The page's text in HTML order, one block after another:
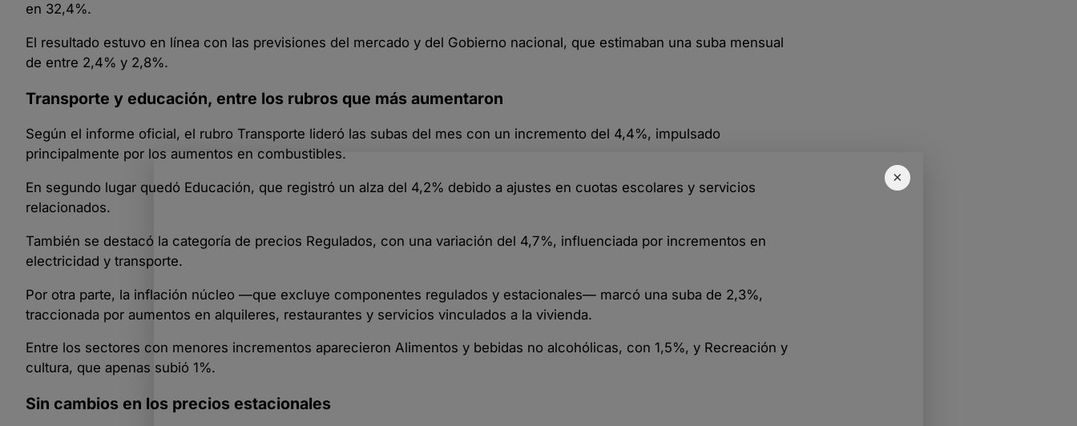
×
en 32,4%.
El resultado estuvo en línea con las previsiones del mercado y del Gobierno nacional, que estimaban una suba mensual
de entre 2,4% y 2,8%.
Transporte y educación, entre los rubros que más aumentaron
Según el informe oficial, el rubro Transporte lideró las subas del mes con un incremento del 4,4%, impulsado
principalmente por los aumentos en combustibles.
En segundo lugar quedó Educación, que registró un alza del 4,2% debido a ajustes en cuotas escolares y servicios
relacionados.
También se destacó la categoría de precios Regulados, con una variación del 4,7%, influenciada por incrementos en
electricidad y transporte.
Por otra parte, la inflación núcleo —que excluye componentes regulados y estacionales— marcó una suba de 2,3%,
traccionada por aumentos en alquileres, restaurantes y servicios vinculados a la vivienda.
Entre los sectores con menores incrementos aparecieron Alimentos y bebidas no alcohólicas, con 1,5%, y Recreación y
cultura, que apenas subió 1%.
Sin cambios en los precios estacionales